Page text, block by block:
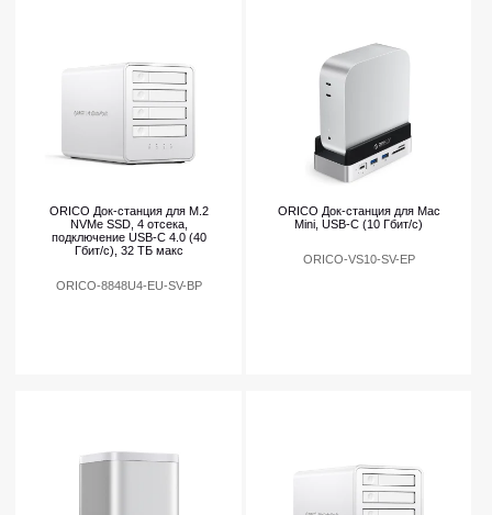
ORICO Док-станция для M.2
NVMe SSD, 4 отсека,
подключение USB-C 4.0 (40
Гбит/с), 32 ТБ макс
ORICO-8848U4-EU-SV-BP
ORICO Док-станция для Mac
Mini, USB-C (10 Гбит/с)
ORICO-VS10-SV-EP